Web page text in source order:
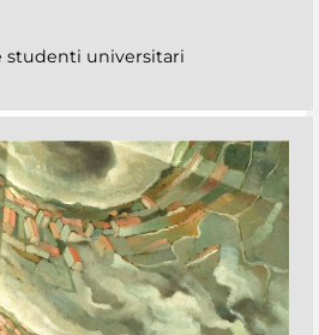
studenti universitari